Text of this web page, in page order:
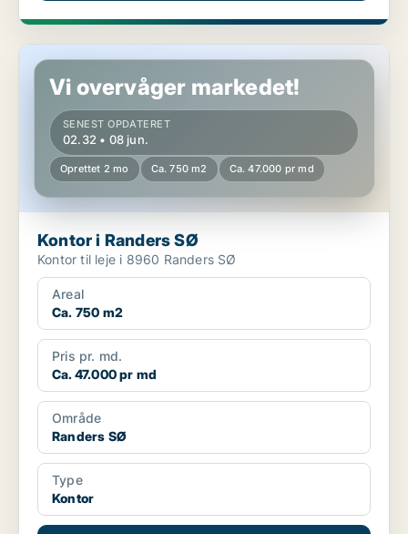
Kontor i Randers SØ
Vi overvåger markedet!
SENEST OPDATERET
02.32 • 08 jun.
Oprettet 2 mo Ca. 750 m2 Ca. 47.000 pr md
Kontor i Randers SØ
Kontor til leje i 8960 Randers SØ
Areal
Ca. 750 m2
Pris pr. md.
Ca. 47.000 pr md
Område
Randers SØ
Type
Kontor